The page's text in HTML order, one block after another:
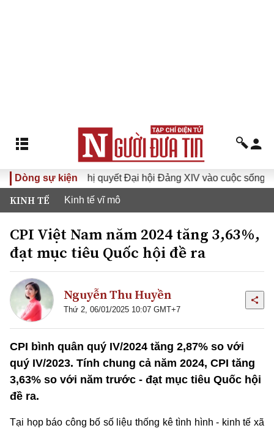
Dòng sự kiện
Đưa Nghị quyết Đại hội Đảng XIV vào cuộc sống
KINH TẾ Kinh tế vĩ mô
CPI Việt Nam năm 2024 tăng 3,63%,
đạt mục tiêu Quốc hội đề ra
Nguyễn Thu Huyền
Thứ 2, 06/01/2025 10:07 GMT+7
CPI bình quân quý IV/2024 tăng 2,87% so với
quý IV/2023. Tính chung cả năm 2024, CPI tăng
3,63% so với năm trước - đạt mục tiêu Quốc hội
đề ra.
Tại họp báo công bố số liệu thống kê tình hình - kinh tế xã